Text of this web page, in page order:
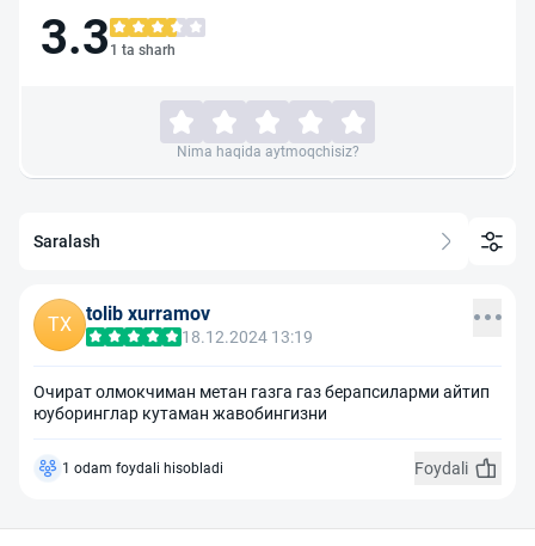
3.3 1 ta sharh
Nima haqida aytmoqchisiz?
Saralash
TX tolib xurramov
18.12.2024 13:19
Очират олмокчиман метан газга газ берапсиларми айтип
юуборинглар кутаман жавобингизни
Foydali
1 odam foydali hisobladi